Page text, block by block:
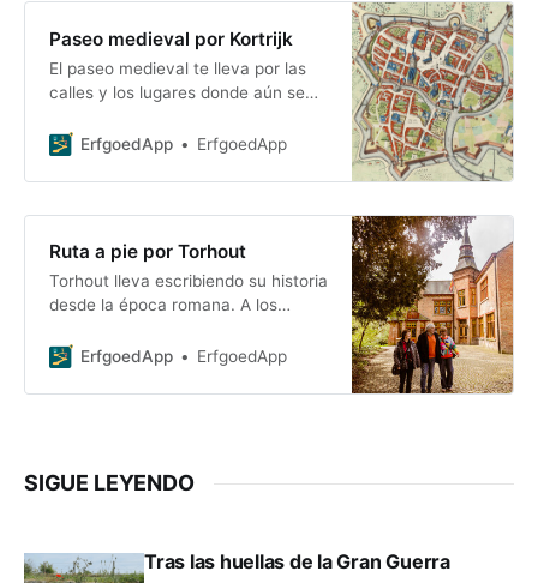
Paseo medieval por Kortrijk
El paseo medieval te lleva por las
calles y los lugares donde aún se
se han encontrado vestigios
ErfgoedApp ErfgoedApp
Ruta a pie por Torhout
Torhout lleva escribiendo su historia
desde la época romana. A los
mucho esta ciudad, situada en un
ErfgoedApp ErfgoedApp
SIGUE LEYENDO
Tras las huellas de la Gran Guerra